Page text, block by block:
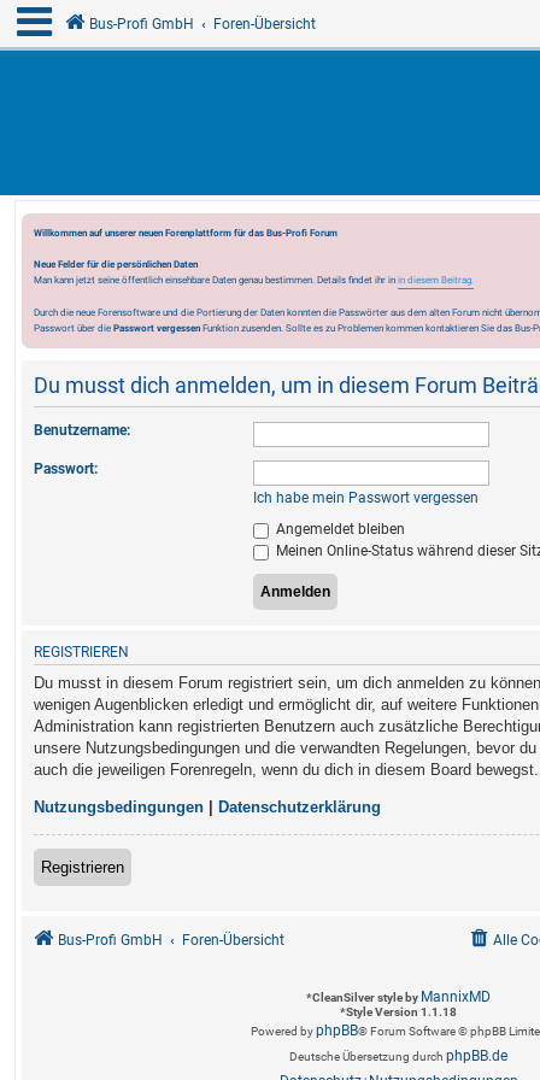
Bus-Profi GmbH Foren-Übersicht
Willkommen auf unserer neuen Forenplattform für das Bus-Profi Forum
Neue Felder für die persönlichen Daten
Man kann jetzt seine öffentlich einsehbare Daten genau bestimmen. Details findet ihr in in diesem Beitrag.
Durch die neue Forensoftware und die Portierung der Daten konnten die Passwörter aus dem alten Forum nicht
Passwort über die Passwort vergessen Funktion zusenden. Sollte es zu Problemen kommen kontaktieren Sie das Bus-
Du musst dich anmelden, um in diesem Forum
Benutzername:
Passwort:
Ich habe mein Passwort vergessen
Angemeldet bleiben
Meinen Online-Status während dieser
REGISTRIEREN
Du musst in diesem Forum registriert sein, um dich anmelden zu
wenigen Augenblicken erledigt und ermöglicht dir, auf weitere
Administration kann registrierten Benutzern auch zusätzliche
unsere Nutzungsbedingungen und die verwandten Regelungen, bevor
auch die jeweiligen Forenregeln, wenn du dich in diesem Board bewegst.
Nutzungsbedingungen Datenschutzerklärung
Registrieren
Bus-Profi GmbH Foren-Übersicht Alle
*CleanSilver style by MannixMD
*Style Version 1.1.18
Powered byphpBB® Forum Software © phpBB
Deutsche Übersetzung durch phpBB.de